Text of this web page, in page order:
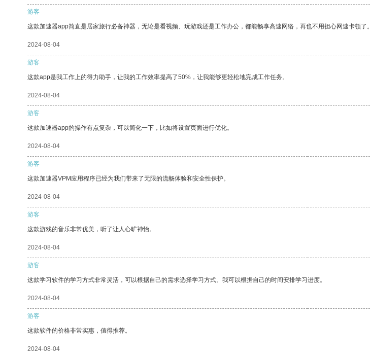
游客
这款加速器app简直是居家旅行必备神器，无论是看视频、玩游戏还是工作办公，都能畅享高速网络，再也不用担心网速卡顿了。
2024-08-04
游客
这款app是我工作上的得力助手，让我的工作效率提高了50%，让我能够更轻松地完成工作任务。
2024-08-04
游客
这款加速器app的操作有点复杂，可以简化一下，比如将设置页面进行优化。
2024-08-04
游客
这款加速器VPM应用程序已经为我们带来了无限的流畅体验和安全性保护。
2024-08-04
游客
这款游戏的音乐非常优美，听了让人心旷神怡。
2024-08-04
游客
这款学习软件的学习方式非常灵活，可以根据自己的需求选择学习方式。我可以根据自己的时间安排学习进度。
2024-08-04
游客
这款软件的价格非常实惠，值得推荐。
2024-08-04